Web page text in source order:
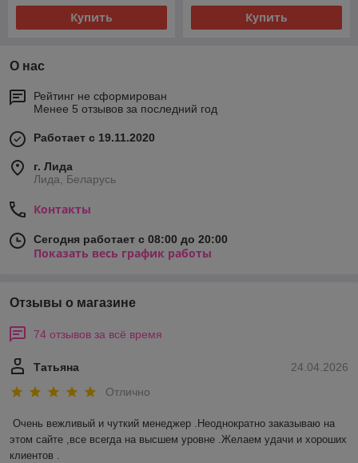
Купить Купить
О нас
Рейтинг не сформирован
Менее 5 отзывов за последний год
Работает с 19.11.2020
г. Лида
Лида, Беларусь
Контакты
Сегодня работает с 08:00 до 20:00
Показать весь график работы
Отзывы о магазине
74 отзывов за всё время
24.04.2026
Татьяна
Отлично
Очень вежливый и чуткий менеджер .Неоднократно заказываю на
этом сайте ,все всегда на высшем уровне .Желаем удачи и хороших
клиентов .